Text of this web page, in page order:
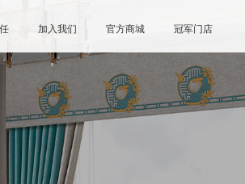
加入我们 官方商城 冠军门店